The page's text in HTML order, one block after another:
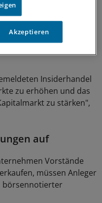
eingetragene
Kinder", betont
Börsen und Banken
Insiderhandel
zu erhöhen und das
zu stärken",
auf
Vorstände
müssen Anleger
börsennotierter
Akzeptieren